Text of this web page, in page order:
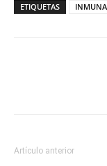
ETIQUETAS
Artículo anterior